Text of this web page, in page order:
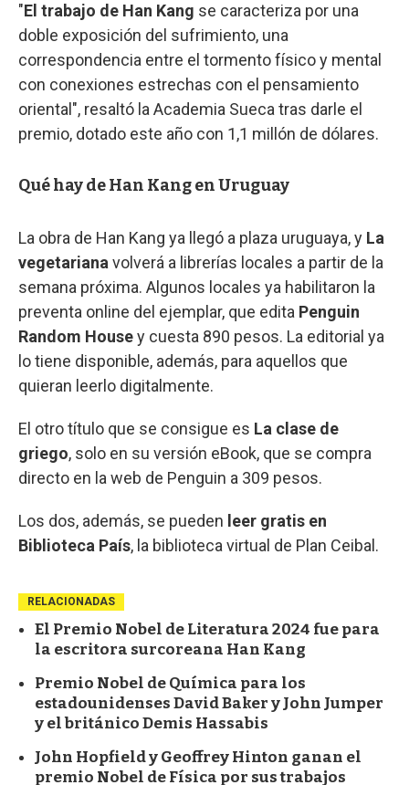
"El trabajo de Han Kang se caracteriza por una
doble exposición del sufrimiento, una
correspondencia entre el tormento físico y mental
con conexiones estrechas con el pensamiento
oriental", resaltó la Academia Sueca tras darle el
premio, dotado este año con 1,1 millón de dólares.
Qué hay de Han Kang en Uruguay
La obra de Han Kang ya llegó a plaza uruguaya, y La
vegetariana volverá a librerías locales a partir de la
semana próxima. Algunos locales ya habilitaron la
preventa online del ejemplar, que edita Penguin
Random Housey cuesta 890 pesos. La editorial ya
lo tiene disponible, además, para aquellos que
quieran leerlo digitalmente.
El otro título que se consigue es La clase de
griego, solo en su versión eBook, que se compra
directo en la web de Penguin a 309 pesos.
Los dos, además, se pueden leer gratis en
Biblioteca País, la biblioteca virtual de Plan Ceibal.
RELACIONADAS
El Premio Nobel de Literatura 2024 fue para
la escritora surcoreana Han Kang
Premio Nobel de Química para los
estadounidenses David Baker y John Jumper
y el británico Demis Hassabis
John Hopfield y Geoffrey Hinton ganan el
premio Nobel de Física por sus trabajos